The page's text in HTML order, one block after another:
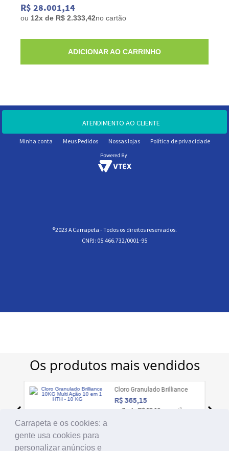
R$ 28.001,14
ou 12x de R$ 2.333,42no cartão
ADICIONAR AO CARRINHO
ATENDIMENTO AO CLIENTE
Minha conta Meus Pedidos Nossas lojas Política de privacidade
®2023 A Carrapeta - Todos os direitos reservados.
CNPJ: 05.466.732/0001-95
Carrapeta e os cookies: a
gente usa cookies para
personalizar anúncios e